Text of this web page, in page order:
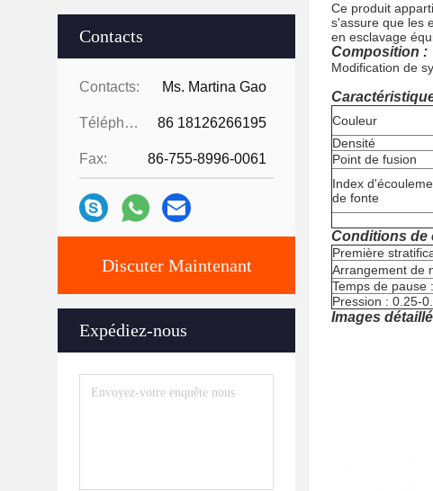
Contacts
Contacts: Ms. Martina Gao
Téléphone: 86 18126266195
Fax: 86-755-8996-0061
Discuter Maintenant
Expédiez-nous
Ce produit
s'assure que les
en esclavage
Composition :
Modification de
Couleur
Densité
Point de fusion
Index
de fonte
Conditions de
Première
Arrangement
Temps de pause
Pression : 0.25-
Images